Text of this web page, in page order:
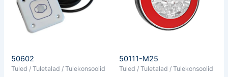
50602
Tuled / Tuletalad / Tulekonsoolid
50111-M25
Tuled / Tuletalad / Tulekonsoolid